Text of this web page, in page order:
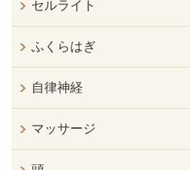
セルライト
ふくらはぎ
自律神経
マッサージ